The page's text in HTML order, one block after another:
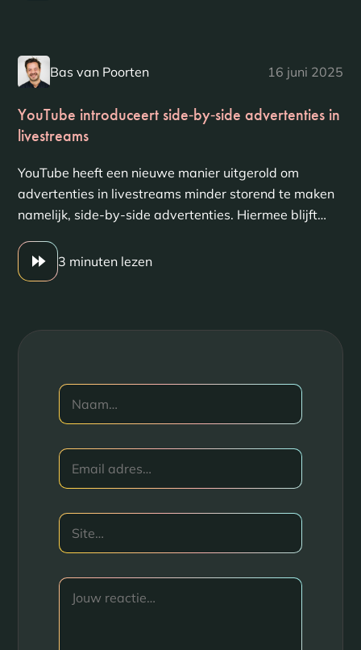
Bas van Poorten 16 juni 2025
YouTube introduceert side‑by‑side advertenties in
livestreams
YouTube heeft een nieuwe manier uitgerold om
advertenties in livestreams minder storend te maken
namelijk, side-by-side advertenties. Hiermee blijft…
3 minuten lezen